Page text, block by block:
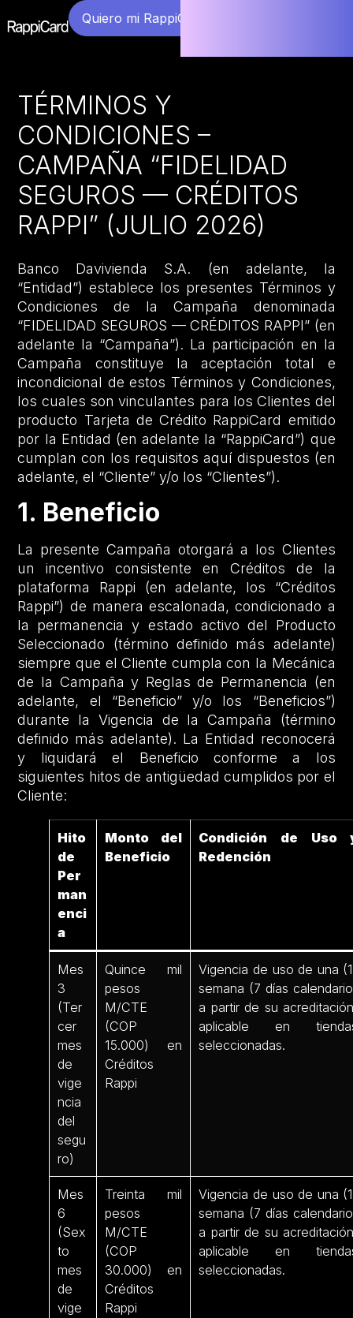
Quiero mi RappiCard
TÉRMINOS Y
CONDICIONES –
CAMPAÑA “FIDELIDAD
SEGUROS — CRÉDITOS
RAPPI” (JULIO 2026)
Banco Davivienda S.A. (en adelante, la
“Entidad”) establece los presentes Términos y
Condiciones de la Campaña denominada
“FIDELIDAD SEGUROS — CRÉDITOS RAPPI” (en
adelante la “Campaña”). La participación en la
Campaña constituye la aceptación total e
incondicional de estos Términos y Condiciones,
los cuales son vinculantes para los Clientes del
producto Tarjeta de Crédito RappiCard emitido
por la Entidad (en adelante la “RappiCard”) que
cumplan con los requisitos aquí dispuestos (en
adelante, el “Cliente” y/o los “Clientes”).
1. Beneficio
La presente Campaña otorgará a los Clientes
un incentivo consistente en Créditos de la
plataforma Rappi (en adelante, los “Créditos
Rappi”) de manera escalonada, condicionado a
la permanencia y estado activo del Producto
Seleccionado (término definido más adelante)
siempre que el Cliente cumpla con la Mecánica
de la Campaña y Reglas de Permanencia (en
adelante, el “Beneficio” y/o los “Beneficios”)
durante la Vigencia de la Campaña (término
definido más adelante). La Entidad reconocerá
y liquidará el Beneficio conforme a los
siguientes hitos de antigüedad cumplidos por el
Cliente:
Hito
de
Per
man
enci
a
Monto del
Beneficio
Condición de Uso
Redención
Mes
3
(Ter
cer
mes
de
vige
ncia
del
segu
ro)
Quince mil
pesos
M/CTE
(COP
15.000) en
Créditos
Rappi
Vigencia de uso de una
semana (7 días
a partir de su
aplicable en
seleccionadas.
Mes
6
(Sex
to
mes
de
vige
Treinta mil
pesos
M/CTE
(COP
30.000) en
Créditos
Rappi
Vigencia de uso de una
semana (7 días
a partir de su
aplicable en
seleccionadas.